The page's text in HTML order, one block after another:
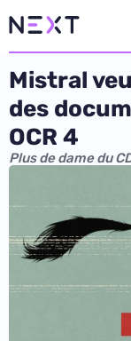
Mistral
des
OCR 4
Plus de dame du